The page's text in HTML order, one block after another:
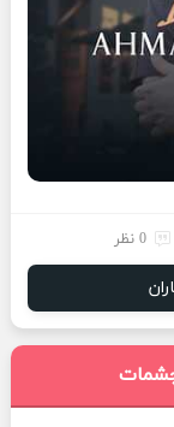
0 نظر
چشمات